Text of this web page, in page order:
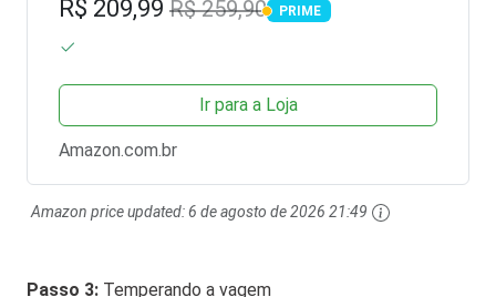
R$ 209,99 R$ 259,90 PRIME
PRIME
Ir para a Loja
Amazon.com.br
Amazon price updated:6 de agosto de 2026 21:49
Passo 3: Temperando a vagem